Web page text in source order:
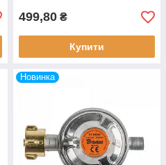
499,80 ₴
Купити
Новинка